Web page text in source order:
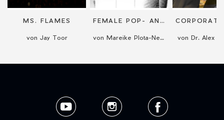
MS. FLAMES
von Jay Toor
FEMALE POP- AND JAZZ-SINGER WITH PIANO/FULL BAND
von Mareike Plota-Neumann von Dr. Alex